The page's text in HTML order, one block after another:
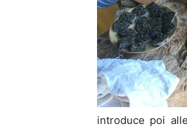
introduce poi